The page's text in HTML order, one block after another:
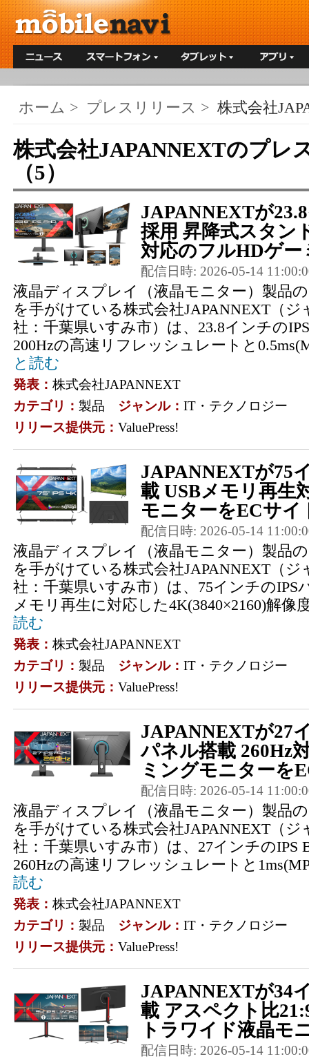
ホーム > プレスリリース > 株式会社
株式会社JAPANNEXTのプレ
（5）
JAPANNEXTが
採用 昇降式スタン
対応のフルHDゲー
配信日時: 2026-05-14
液晶ディスプレイ（液晶モニター）製品
を手がけている株式会社JAPANNEXT（
社：千葉県いすみ市）は、23.8インチの
200Hzの高速リフレッシュレートと
と読む
発表： 株式会社JAPANNEXT
カテゴリ： 製品 ジャンル： IT・テクノロジー
リリース提供元： ValuePress!
JAPANNEXTが75
載 USBメモリ再生
モニターをECサイ
配信日時: 2026-05-14
液晶ディスプレイ（液晶モニター）製品
を手がけている株式会社JAPANNEXT（
社：千葉県いすみ市）は、75インチのIPS
メモリ再生に対応した4K(3840×2160)解像
読む
発表： 株式会社JAPANNEXT
カテゴリ： 製品 ジャンル： IT・テクノロジー
リリース提供元： ValuePress!
JAPANNEXTが27
パネル搭載 260Hz
ミングモニターを
配信日時: 2026-05-14
液晶ディスプレイ（液晶モニター）製品
を手がけている株式会社JAPANNEXT（
社：千葉県いすみ市）は、27インチのIPS
260Hzの高速リフレッシュレートと
読む
発表： 株式会社JAPANNEXT
カテゴリ： 製品 ジャンル： IT・テクノロジー
リリース提供元： ValuePress!
JAPANNEXTが34
載 アスペクト比
トラワイド液晶モ
配信日時: 2026-05-14